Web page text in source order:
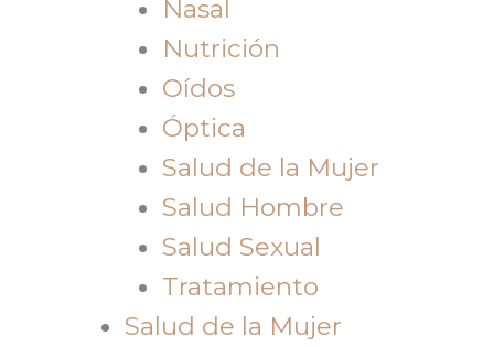
Nasal
Nutrición
Oídos
Óptica
Salud de la Mujer
Salud Hombre
Salud Sexual
Tratamiento
Salud de la Mujer